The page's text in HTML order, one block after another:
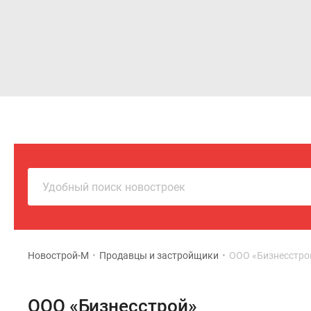
Удобный поиск новостроек
Новострой-М • Продавцы и застройщики • ООО
ООО «Бизнесстрой»